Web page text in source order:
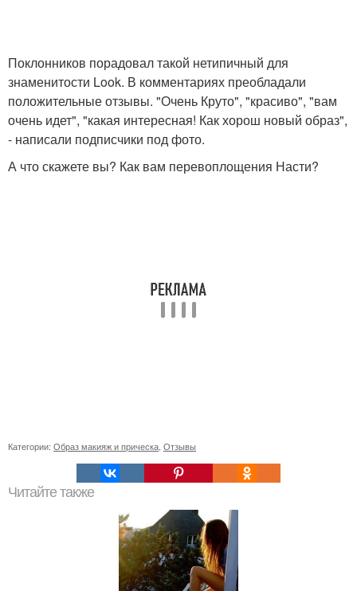
Поклонников порадовал такой нетипичный для
знаменитости Look. В комментариях преобладали
положительные отзывы. "Очень Круто", "красиво", "вам
очень идет", "какая интересная! Как хорош новый образ",
- написали подписчики под фото.
А что скажете вы? Как вам перевоплощения Насти?
Категории: Образ макияж и прическа, Отзывы
Читайте также